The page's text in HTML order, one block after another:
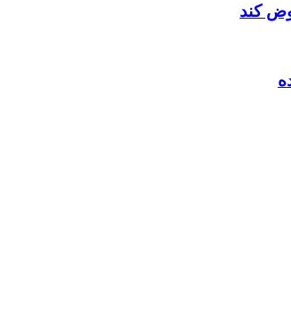
کند